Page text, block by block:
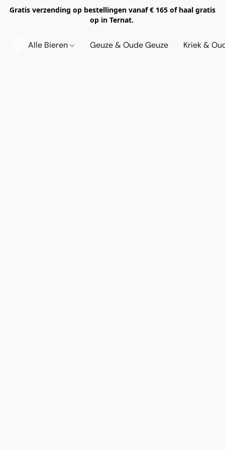
Gratis verzending op bestellingen vanaf € 165 of haal gratis
op in Ternat.
Alle Bieren Geuze & Oude Geuze Kriek &